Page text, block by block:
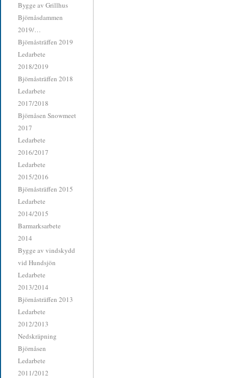
Bygge av Grillhus
Björnåsdammen
2019/…
Björnåsträffen 2019
Ledarbete
2018/2019
Björnåsträffen 2018
Ledarbete
2017/2018
Björnåsen Snowmeet
2017
Ledarbete
2016/2017
Ledarbete
2015/2016
Björnåsträffen 2015
Ledarbete
2014/2015
Barmarksarbete
2014
Bygge av vindskydd
vid Hundsjön
Ledarbete
2013/2014
Björnåsträffen 2013
Ledarbete
2012/2013
Nedskräpning
Björnåsen
Ledarbete
2011/2012